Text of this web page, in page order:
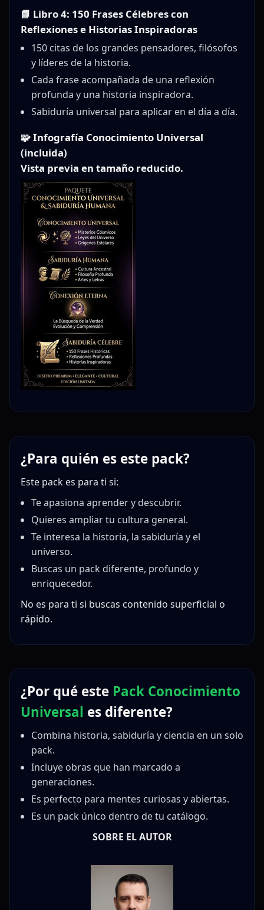
📘 Libro 4: 150 Frases Célebres con
Reflexiones e Historias Inspiradoras
150 citas de los grandes pensadores, filósofos
y líderes de la historia.
Cada frase acompañada de una reflexión
profunda y una historia inspiradora.
Sabiduría universal para aplicar en el día a día.
🧩Infografía Conocimiento Universal
(incluida)
Vista previa en tamaño reducido.
¿Para quién es este pack?
Este pack es para ti si:
Te apasiona aprender y descubrir.
Quieres ampliar tu cultura general.
Te interesa la historia, la sabiduría y el
universo.
Buscas un pack diferente, profundo y
enriquecedor.
No es para ti si buscas contenido superficial o
rápido.
¿Por qué este Pack Conocimiento
Universal es diferente?
Combina historia, sabiduría y ciencia en un solo
pack.
Incluye obras que han marcado a
generaciones.
Es perfecto para mentes curiosas y abiertas.
Es un pack único dentro de tu catálogo.
SOBRE EL AUTOR